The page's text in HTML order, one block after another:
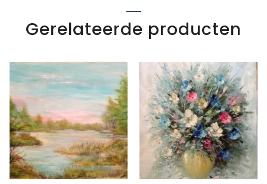
Gerelateerde producten